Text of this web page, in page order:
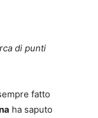
di punti
fatto
ha saputo